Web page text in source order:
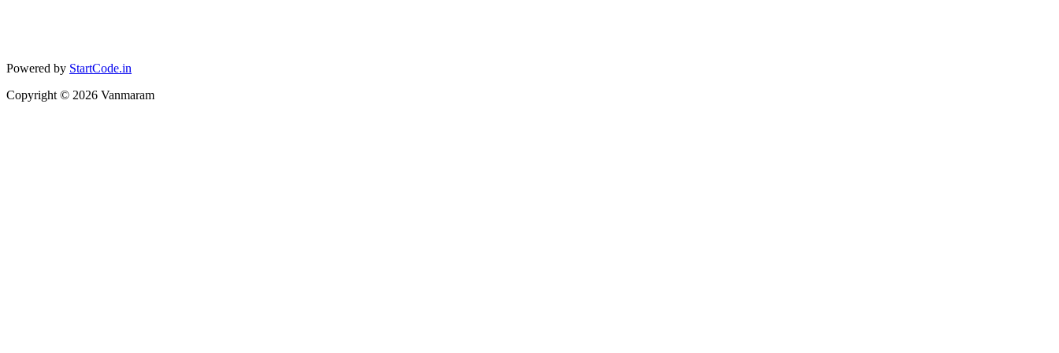
Powered by StartCode.in
Copyright © 2026 Vanmaram